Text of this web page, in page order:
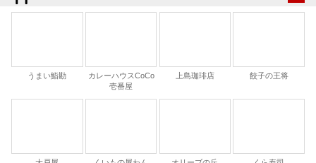
うまい鮨勘
カレーハウスCoCo
壱番屋
上島珈琲店 餃子の王将